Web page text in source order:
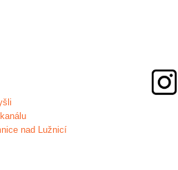
nad Lužnicí